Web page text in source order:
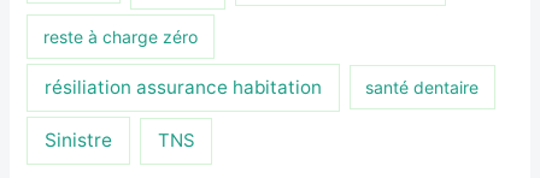
reste à charge zéro
résiliation assurance habitation santé dentaire
Sinistre TNS